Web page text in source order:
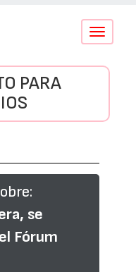
Conmutar
PARA
se
Fórum